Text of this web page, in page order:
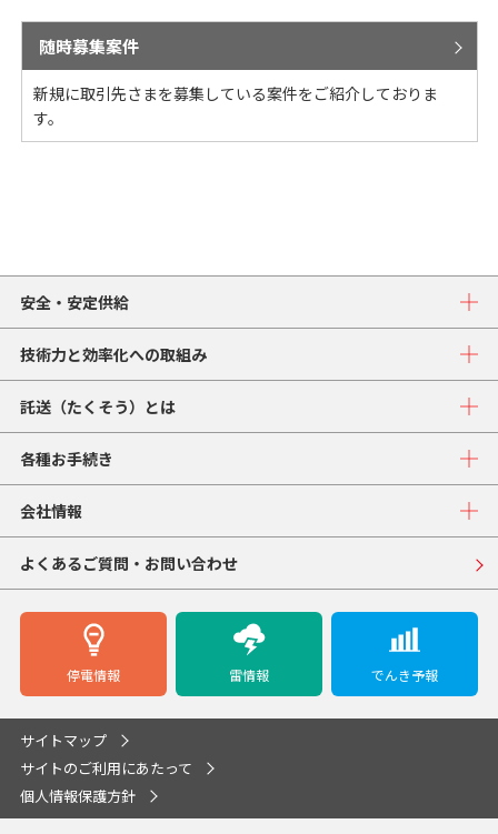
随時募集案件
新規に取引先さまを募集している案件をご紹介しておりま
す。
安全・安定供給
技術力と効率化への取組み
託送（たくそう）とは
各種お手続き
会社情報
よくあるご質問・お問い合わせ
停電情報 雷情報 でんき予報
サイトマップ
サイトのご利用にあたって
個人情報保護方針